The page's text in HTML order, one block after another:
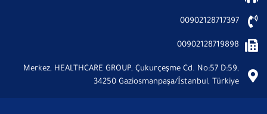
00902128717397
00902128719898
Merkez, HEALTHCARE GROUP, Çukurçeşme Cd. No:57 D:59,
34250 Gaziosmanpaşa/İstanbul, Türkiye